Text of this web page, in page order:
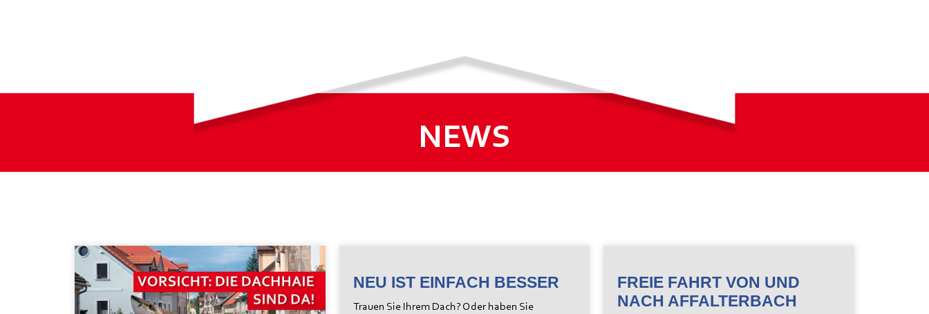
NEWS
NEU IST EINFACH BESSER
Trauen Sie Ihrem Dach? Oder haben Sie
FREIE FAHRT VON UND
NACH AFFALTERBACH